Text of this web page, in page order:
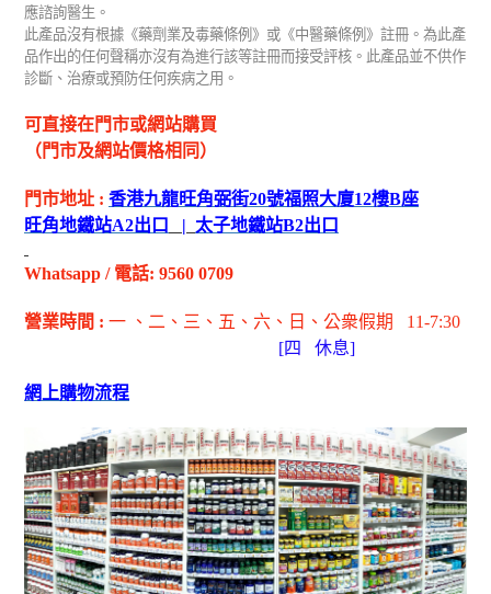
應諮詢醫生。
此產品沒有根據《藥劑業及毒藥條例》或《中醫藥條例》註冊。為此產
品作出的任何聲稱亦沒有為進行該等註冊而接受評核。此產品並不供作
診斷、治療或預防任何疾病之用。
可直接在門市或網站購買
（門市及網站價格相同）
門市地址 : 香港九龍旺角弼街20號福照大廈12樓B座
旺角地鐵站A2出 口 | 太子地鐵站B2出 口
Whatsapp / 電話: 9560 0709
營業時間 : 一 、二、三、五 、六 、日 、公衆假期
11-7:30
[四 休息]
網上購物流程